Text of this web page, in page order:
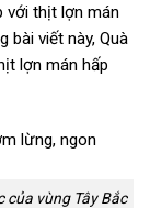
với thịt lợn mán
bài viết này, Quà
lợn mán hấp
của vùng Tây Bắc